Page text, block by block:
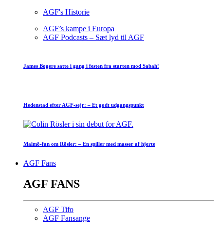
AGF's Historie
AGF’s kampe i Europa
AGF Podcasts – Sæt lyd til AGF
James Bogere satte i gang i festen fra starten mod Sabah!
Hedenstad efter AGF-sejr: – Et godt udgangspunkt
Malmö-fan om Rösler: – En spiller med masser af hjerte
AGF Fans
AGF FANS
AGF Tifo
AGF Fansange